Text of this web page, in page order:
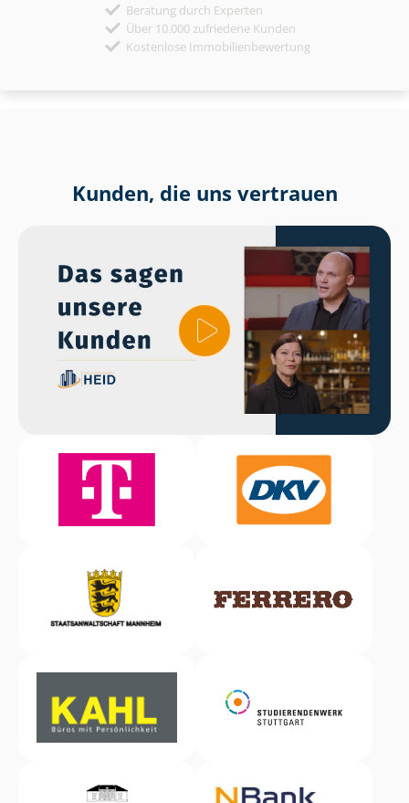
Beratung durch Experten
Über 10.000 zufriedene Kunden
Kostenlose Immobilienbewertung
Kunden, die uns vertrauen